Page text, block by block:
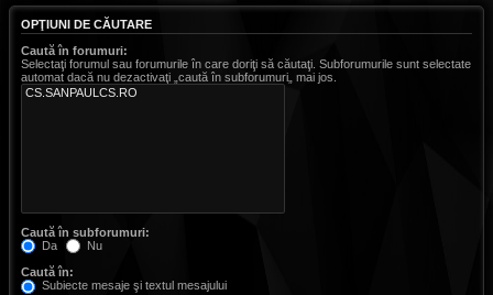
OPŢIUNI DE CĂUTARE
Caută în forumuri:
Selectaţi forumul sau forumurile în care doriţi să căutaţi. Subforumurile sunt selectate
automat dacă nu dezactivaţi „caută în subforumuri„ mai jos.
Caută în subforumuri:
Da
Nu
Caută în:
Subiecte mesaje şi textul mesajului